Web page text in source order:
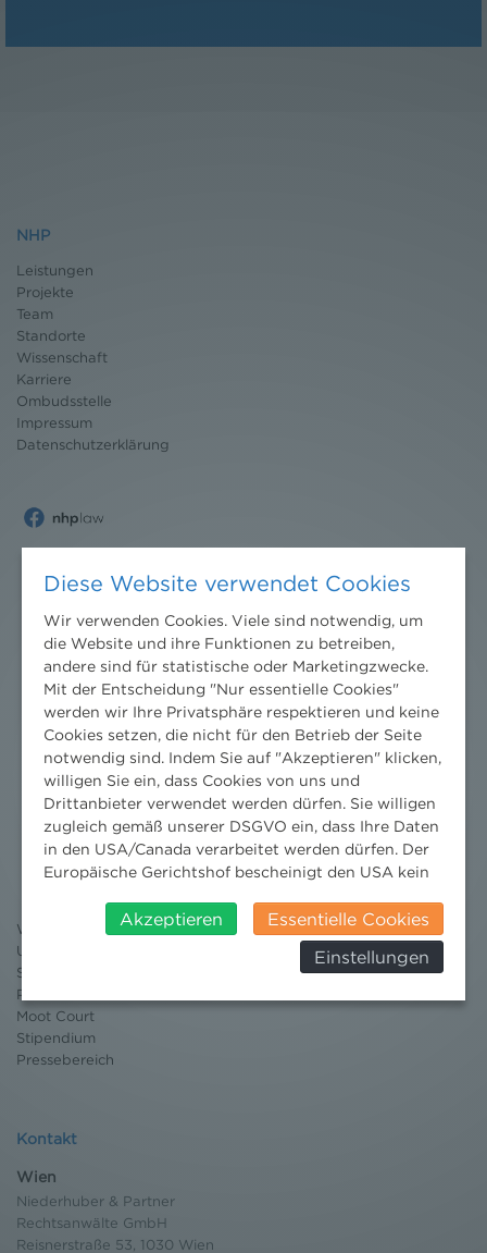
NHP
Leistungen
Projekte
Team
Standorte
Wissenschaft
Karriere
Ombudsstelle
Impressum
Datenschutzerklärung
Nachrichten
News aktuell
3 Minuten Umweltrecht
Willkommen Umweltrecht
Umweltrechtsblog
Seminare
Publikationen
Moot Court
Stipendium
Pressebereich
Kontakt
Wien
Niederhuber & Partner
Rechtsanwälte GmbH
Reisnerstraße 53, 1030 Wien
Diese Website verwendet Cookies
Wir verwenden Cookies. Viele sind notwendig, um
die Website und ihre Funktionen zu betreiben,
andere sind für statistische oder Marketingzwecke.
Mit der Entscheidung "Nur essentielle Cookies"
werden wir Ihre Privatsphäre respektieren und keine
Cookies setzen, die nicht für den Betrieb der Seite
notwendig sind. Indem Sie auf "Akzeptieren" klicken,
willigen Sie ein, dass Cookies von uns und
Drittanbieter verwendet werden dürfen. Sie willigen
zugleich gemäß unserer DSGVO ein, dass Ihre Daten
in den USA/Canada verarbeitet werden dürfen. Der
Europäische Gerichtshof bescheinigt den USA kein
insbesondere das Risiko, dass ihre Daten durch US-
Behörden, zu Kontroll- und zu
Überwachungszwecken, verarbeitet werden und
werden können. Zudem finden Sie am
Bildschirmrand ein Cookie-Icon wo Sie jederzeit Ihre
Einwilligung widerrufen und Widerspruch ausüben.
Akzeptieren
Essentielle Cookies
Einstellungen